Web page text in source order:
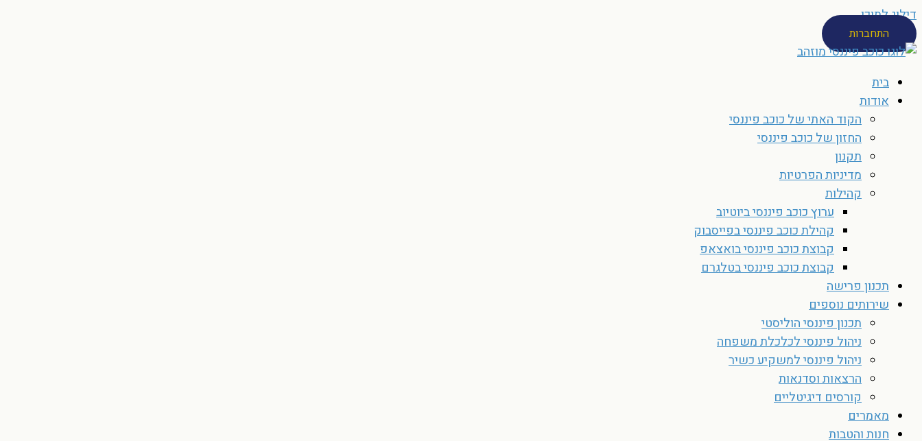
דילוג לתוכן
התחברות
בית
אודות
הקוד האתי של כוכב פיננסי
החזון של כוכב פיננסי
תקנון
מדיניות הפרטיות
קהילות
ערוץ כוכב פיננסי ביוטיוב
קהילת כוכב פיננסי בפייסבוק
קבוצת כוכב פיננסי בואצאפ
קבוצת כוכב פיננסי בטלגרם
תכנון פרישה
שירותים נוספים
תכנון פיננסי הוליסטי
ניהול פיננסי לכלכלת משפחה
ניהול פיננסי למשקיע כשיר
הרצאות וסדנאות
קורסים דיגיטליים
מאמרים
חנות והטבות